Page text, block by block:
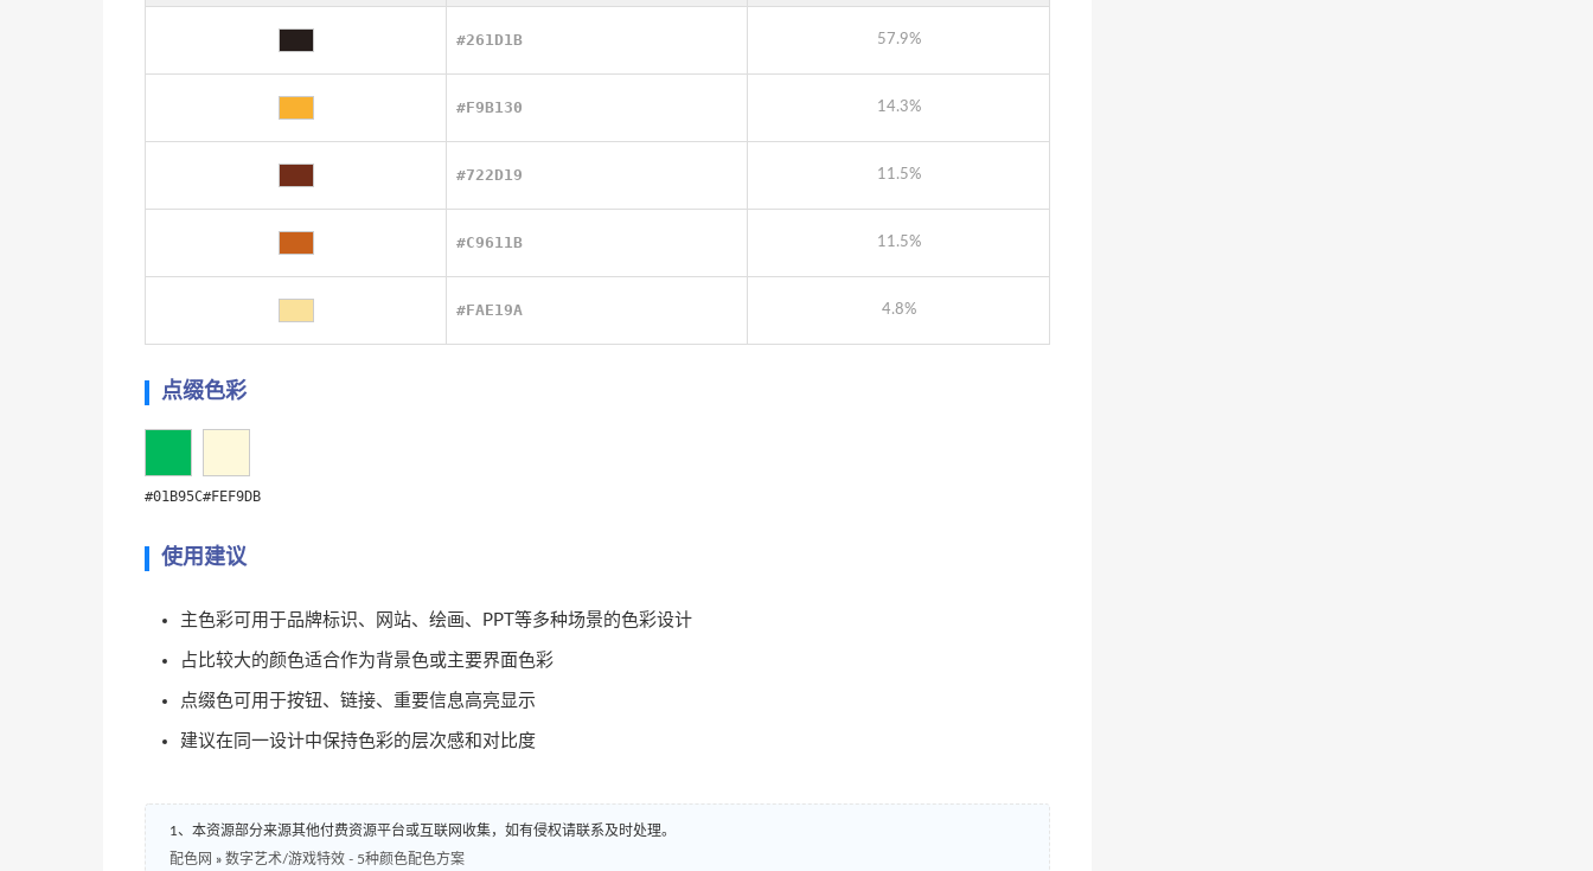
#261D1B 57.9%
#F9B130 14.3%
#722D19 11.5%
#C9611B 11.5%
#FAE19A 4.8%
点缀色彩
#01B95C#FEF9DB
使用建议
主色彩可用于品牌标识、网站、绘画、PPT等多种场景的色彩设计
占比较大的颜色适合作为背景色或主要界面色彩
点缀色可用于按钮、链接、重要信息高亮显示
建议在同一设计中保持色彩的层次感和对比度
1、本资源部分来源其他付费资源平台或互联网收集，如有侵权请联系及时处理。
配色网 » 数字艺术/游戏特效 - 5种颜色配色方案